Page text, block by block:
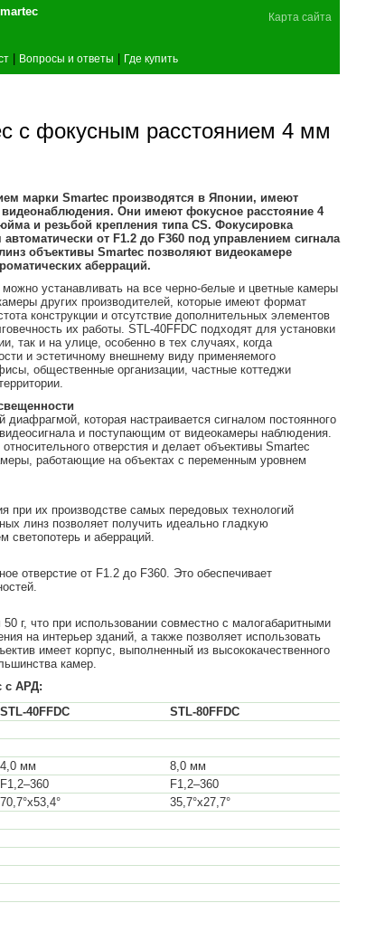
оборудования Smartec Карта сайта
Вопросы и ответы Где купить
с фокусным расстоянием 4 мм
марки Smartec производятся в Японии, имеют
Они имеют фокусное расстояние 4
и резьбой крепления типа CS. Фокусировка
от F1.2 до F360 под управлением сигнала
объективы Smartec позволяют видеокамере
аберраций.
устанавливать на все черно-белые и цветные камеры
других производителей, которые имеют формат
конструкции и отсутствие дополнительных элементов
их работы. STL-40FFDC подходят для установки
так и на улице, особенно в тех случаях, когда
и эстетичному внешнему виду применяемого
общественные организации, частные коттеджи
которая настраивается сигналом постоянного
и поступающим от видеокамеры наблюдения.
отверстия и делает объективы Smartec
работающие на объектах с переменным уровнем
при их производстве самых передовых технологий
линз позволяет получить идеально гладкую
светопотерь и аберраций.
отверстие от F1.2 до F360. Это обеспечивает
г, что при использовании совместно с малогабаритными
на интерьер зданий, а также позволяет использовать
имеет корпус, выполненный из высококачественного
камер.
с АРД:
STL-40FFDC
STL-80FFDC
4,0 мм
8,0 мм
F1,2–360
F1,2–360
70,7°х53,4°
35,7°х27,7°